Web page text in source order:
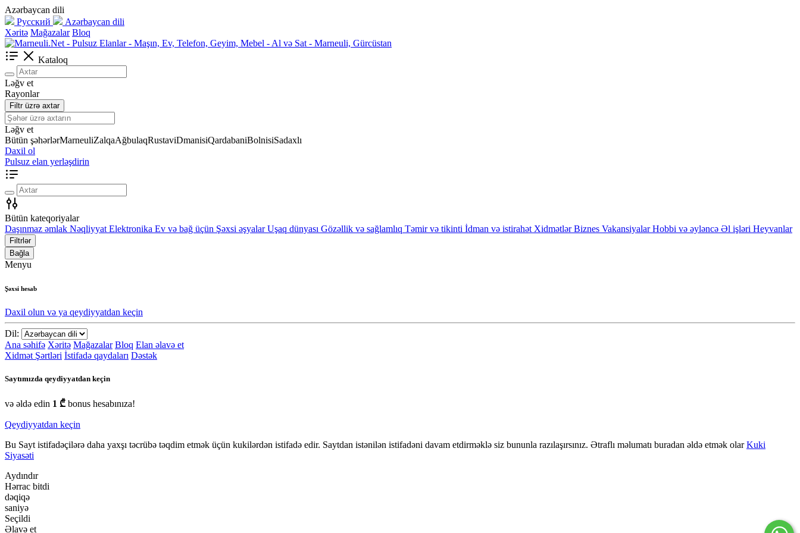
Azərbaycan dili
Русский
Azərbaycan dili
Xəritə Mağazalar Bloq
Kataloq
Ləğv et
Rayonlar
Filtr üzrə axtar
Ləğv et
Bütün şəhərlərMarneuliZalqaAğbulaqRustaviDmanisiQardabaniBolnisiSadaxlı
Daxil ol
Pulsuz elan yerləşdirin
Bütün kateqoriyalar
Daşınmaz əmlak Nəqliyyat Elektronika Ev və bağ üçün Şəxsi əşyalar Uşaq dünyası Gözəllik və sağlamlıq Təmir və tikinti İdman və istirahət Xidmətlər Biznes Vakansiyalar Hobbi və əyləncə Əl işləri Heyvanlar
Filtrlər
Bağla
Menyu
Şəxsi hesab
Daxil olun və ya qeydiyyatdan keçin
Dil:
Ana səhifə Xəritə Mağazalar Bloq Elan əlavə et
Xidmət Şərtləri İstifadə qaydaları Dəstək
Saytımızda qeydiyyatdan keçin
və əldə edin 1 ₾ bonus hesabınıza!
Qeydiyyatdan keçin
Bu Sayt istifadəçilərə daha yaxşı təcrübə təqdim etmək üçün kukilərdən istifadə edir. Saytdan istənilən istifadəni davam etdirməklə siz bununla razılaşırsınız. Ətraflı məlumatı buradan əldə etmək olarKuki
Siyasəti
Aydındır
Hərrac bitdi
dəqiqə
saniyə
Seçildi
Əlavə et